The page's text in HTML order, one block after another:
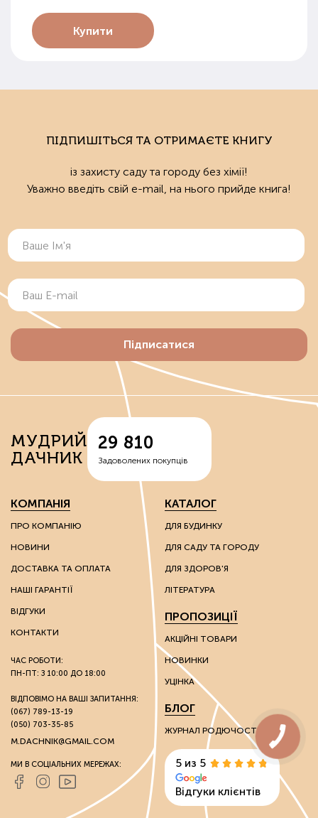
Купити
ПІДПИШІТЬСЯ ТА ОТРИМАЄТЕ КНИГУ
із захисту саду та городу без хімії!
Уважно введіть свій e-mail, на нього прийде книга!
Підписатися
МУДРИЙ
ДАЧНИК
29 810
Задоволених покупців
КОМПАНІЯ
ПРО КОМПАНІЮ
НОВИНИ
ДОСТАВКА ТА ОПЛАТА
НАШІ ГАРАНТІЇ
ВІДГУКИ
КОНТАКТИ
ЧАС РОБОТИ:
ПН-ПТ: З 10:00 ДО 18:00
ВІДПОВІМО НА ВАШІ ЗАПИТАННЯ:
(067) 789-13-19
(050) 703-35-85
M.DACHNIK@GMAIL.COM
МИ В СОЦІАЛЬНИХ МЕРЕЖАХ:
КАТАЛОГ
ДЛЯ БУДИНКУ
ДЛЯ САДУ ТА ГОРОДУ
ДЛЯ ЗДОРОВ'Я
ЛІТЕРАТУРА
ПРОПОЗИЦІЇ
АКЦІЙНІ ТОВАРИ
НОВИНКИ
УЦІНКА
БЛОГ
ЖУРНАЛ РОДЮЧОСТІ
5 из 5
Відгуки клієнтів